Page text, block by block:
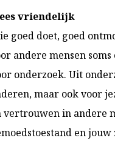
vriendelijk
goed doet, goed
andere mensen
onderzoek. Uit
maar ook voor
vertrouwen in andere
en